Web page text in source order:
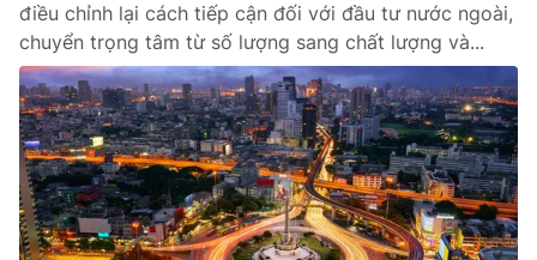
Xã hội
Pháp luật
Y tế
Thế giới
điều chỉnh lại cách tiếp cận đối với đầu tư nước ngoài,
chuyển trọng tâm từ số lượng sang chất lượng và...